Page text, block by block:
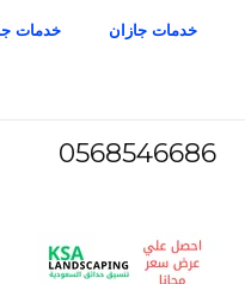
خدمات جازان خدمات
0568546686